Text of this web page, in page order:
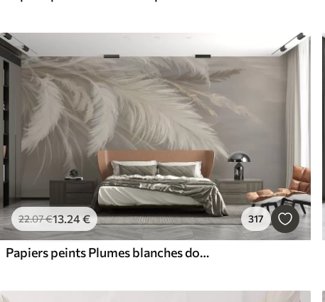
22.07€13 .24€ 317
Papiers peints Plumes blanches douces et duveteuses et fleurs séchées sur un fond beige pastel neutre